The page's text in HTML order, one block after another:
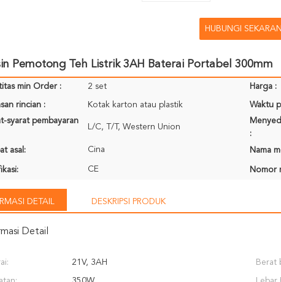
HUBUNGI
Pemotong Teh Listrik 3AH Baterai Portabel 300mm
min Order : 2 set Harga :
rincian : Kotak karton atau plastik Waktu
syarat pembayaran
L/C, T/T, Western Union
:
asal: Cina Nama
CE Nomor
DETAIL DESKRIPSI PRODUK
Detail
21V, 3AH Berat